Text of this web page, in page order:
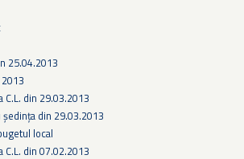
25.04.2013
din 29.03.2013
din 29.03.2013
local
din 07.02.2013